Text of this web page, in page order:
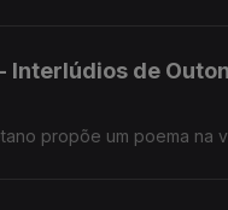
Interlúdios de
propõe um poema na